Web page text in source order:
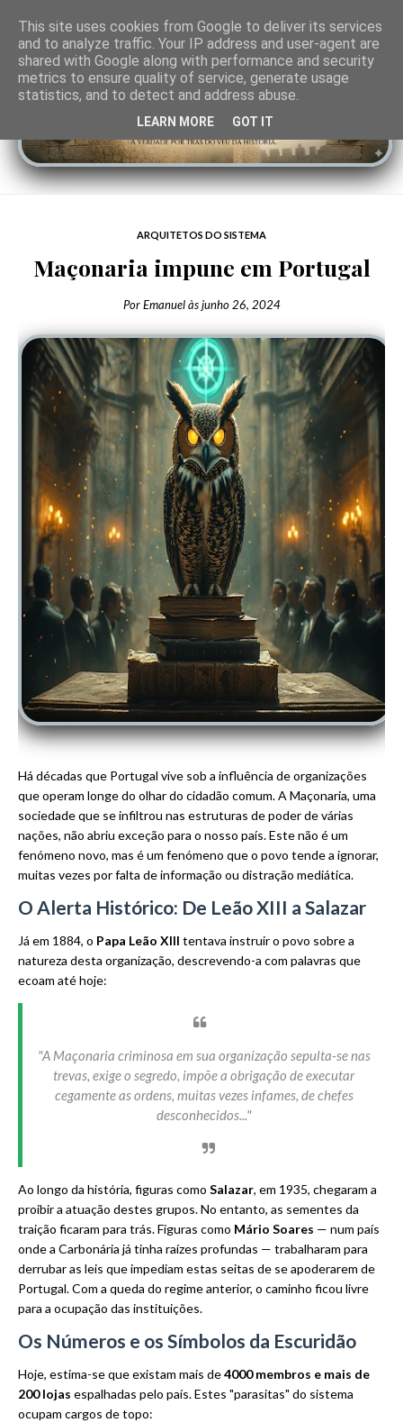
ARQUITETOS DO SISTEMA
Maçonaria impune em Portugal
Por Emanuel àsjunho 26, 2024
Há décadas que Portugal vive sob a influência de organizações
que operam longe do olhar do cidadão comum. A Maçonaria, uma
sociedade que se infiltrou nas estruturas de poder de várias
nações, não abriu exceção para o nosso país. Este não é um
fenómeno novo, mas é um fenómeno que o povo tende a ignorar,
muitas vezes por falta de informação ou distração mediática.
O Alerta Histórico: De Leão XIII a Salazar
Já em 1884, o Papa Leão XIII tentava instruir o povo sobre a
natureza desta organização, descrevendo-a com palavras que
ecoam até hoje:
"A Maçonaria criminosa em sua organização sepulta-se nas
trevas, exige o segredo, impõe a obrigação de executar
cegamente as ordens, muitas vezes infames, de chefes
desconhecidos..."
Ao longo da história, figuras como Salazar, em 1935, chegaram a
proibir a atuação destes grupos. No entanto, as sementes da
traição ficaram para trás. Figuras como Mário Soares — num país
onde a Carbonária já tinha raízes profundas — trabalharam para
derrubar as leis que impediam estas seitas de se apoderarem de
Portugal. Com a queda do regime anterior, o caminho ficou livre
para a ocupação das instituições.
Os Números e os Símbolos da Escuridão
Hoje, estima-se que existam mais de4000 membros e mais de
200 lojas espalhadas pelo país. Estes "parasitas" do sistema
ocupam cargos de topo:
This site uses cookies from Google to deliver its services
and to analyze traffic. Your IP address and user-agent are
shared with Google along with performance and security
metrics to ensure quality of service, generate usage
statistics, and to detect and address abuse.
LEARN MORE GOT IT